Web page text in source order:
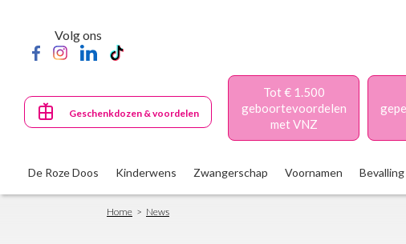
content
Volg ons
Geschenkdozen & voordelen
Tot € 1.500
geboortevoordelen
met VNZ
De Roze Doos Kinderwens Zwangerschap Voornamen Bevalling
Breadcrumb
Home News